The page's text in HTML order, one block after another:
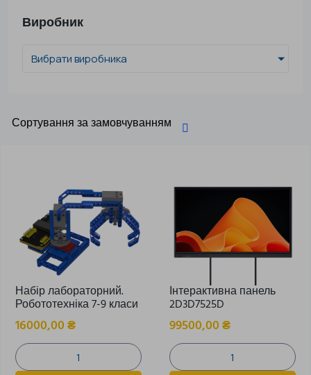
Виробник
Вибрати виробника
Набір лабораторний.
Робототехніка 7-9 класи
16000,00₴
Інтерактивна панель
2D3D7525D
99500,00₴